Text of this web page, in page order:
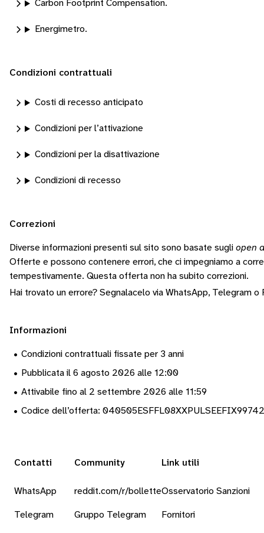
Carbon Footprint Compensation.
Energimetro.
Condizioni contrattuali
Costi di recesso anticipato
Condizioni per l’attivazione
Condizioni per la disattivazione
Condizioni di recesso
Correzioni
Diverse informazioni presenti sul sito sono basate sugli open
Offerte e possono contenere errori, che ci impegniamo a
tempestivamente. Questa offerta non ha subito correzioni.
Hai trovato un errore? Segnalacelo via WhatsApp, Telegram o
Informazioni
• Condizioni contrattuali fissate per 3 anni
• Pubblicata il 6 agosto 2026 alle 12:00
• Attivabile fino al 2 settembre 2026 alle 11:59
• Codice dell’offerta:
Contatti
WhatsApp
Telegram
Community
reddit.com/r/bollette
Gruppo Telegram
Link utili
Osservatorio Sanzioni
Fornitori